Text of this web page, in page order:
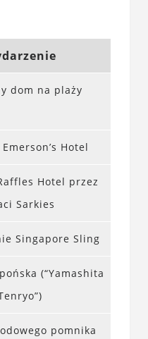
dom na plaży
Hotel
Hotel przez
Sarkies
Singapore Sling
(“Yamashita
pomnika